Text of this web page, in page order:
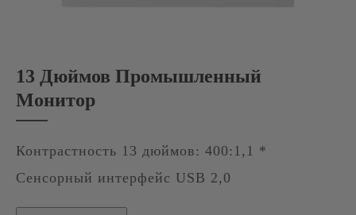
13 Дюймов Промышленный
Монитор
Контрастность 13 дюймов: 400:1,1 *
Сенсорный интерфейс USB 2,0